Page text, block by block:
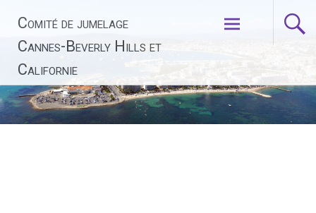
contenu
Comité de jumelage
Cannes-Beverly Hills et
Californie